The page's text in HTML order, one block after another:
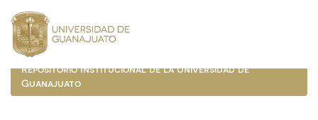
navigation
Repositorio Institucional de la Universidad de
Guanajuato